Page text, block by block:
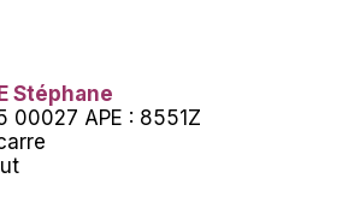
Stéphane
00027 APE : 8551Z